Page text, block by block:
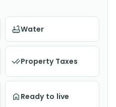
Water
Property Taxes
Ready to live